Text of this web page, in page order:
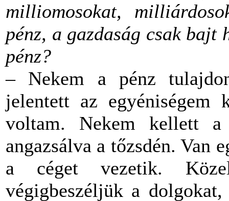
milliomosokat,
pénz, a gazdaság csak bajt
pénz?
– Nekem a pénz
jelentett az egyéniségem
voltam. Nekem kellett
angazsálva a tőzsdén. Van
a céget vezetik.
végigbeszéljük a